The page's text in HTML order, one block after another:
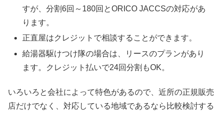
すが、分割6回～180回とORICO JACCSの対応があ
ります。
正直屋はクレジットで相談することができます。
給湯器駆けつけ隊の場合は、リースのプランがあり
ます。クレジット払いで24回分割もOK。
いろいろと会社によって特色があるので、近所の正規販売
店だけでなく、対応している地域であるなら比較検討する